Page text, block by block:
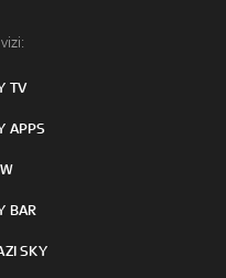
TV
APPS
BAR
SKY